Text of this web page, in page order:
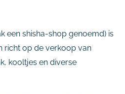
een shisha-shop genoemd) is
richt op de verkoop van
kooltjes en diverse